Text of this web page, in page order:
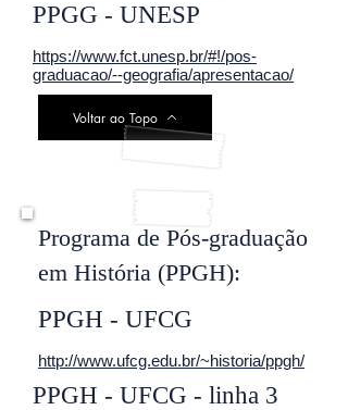
PPGG - UNESP
https://www.fct.unesp.br/#!/pos-
graduacao/--geografia/apresentacao/
Voltar ao Topo
Programa de Pós-graduação
em História (PPGH):
PPGH - UFCG
http://www.ufcg.edu.br/~historia/ppgh/
PPGH - UFCG - linha 3